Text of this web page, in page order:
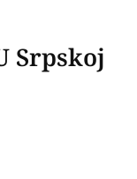
Srpskoj